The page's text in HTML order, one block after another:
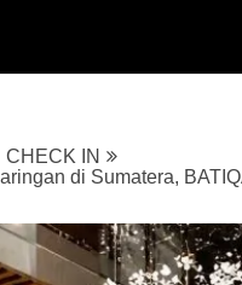
CHECK IN
di Sumatera,